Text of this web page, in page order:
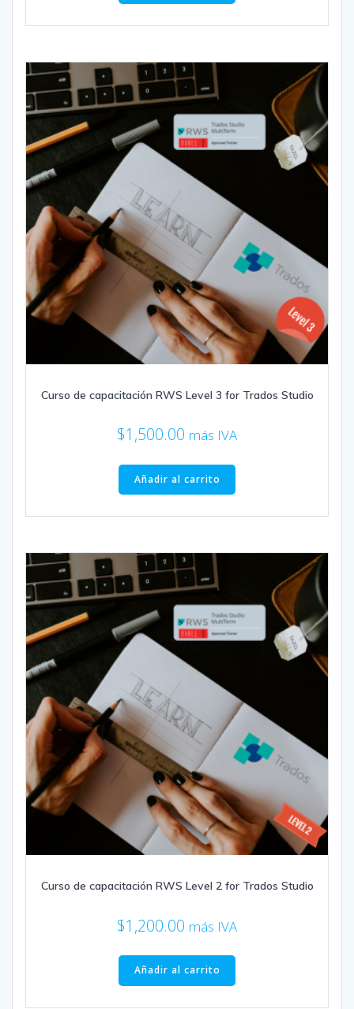
Curso de capacitación RWS Level 3 for Trados Studio
$1,500.00 más IVA
Añadir al carrito
Curso de capacitación RWS Level 2 for Trados Studio
$1,200.00 más IVA
Añadir al carrito